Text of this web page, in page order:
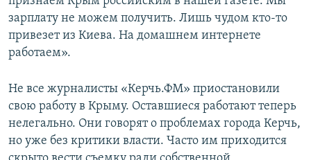
зарплату не можем получить. Лишь чудом кто-то
привезет из Киева. На домашнем интернете
работаем».
Не все журналисты «Керчь.ФМ» приостановили
свою работу в Крыму. Оставшиеся работают теперь
нелегально. Они говорят о проблемах города Керчь,
но уже без критики власти. Часто им приходится